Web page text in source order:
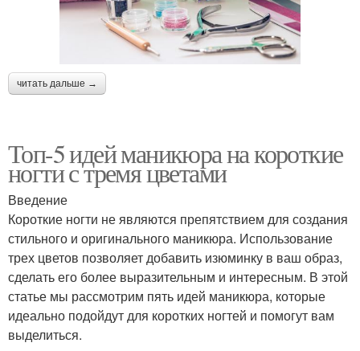
читать дальше →
Топ-5 идей маникюра на короткие
ногти с тремя цветами
Введение
Короткие ногти не являются препятствием для создания
стильного и оригинального маникюра. Использование
трех цветов позволяет добавить изюминку в ваш образ,
сделать его более выразительным и интересным. В этой
статье мы рассмотрим пять идей маникюра, которые
идеально подойдут для коротких ногтей и помогут вам
выделиться.